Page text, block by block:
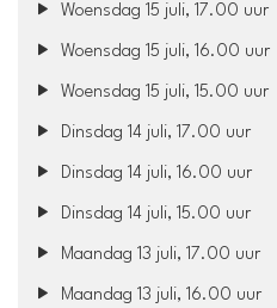
Woensdag 15 juli, 17.00 uur
Woensdag 15 juli, 16.00 uur
Woensdag 15 juli, 15.00 uur
Dinsdag 14 juli, 17.00 uur
Dinsdag 14 juli, 16.00 uur
Dinsdag 14 juli, 15.00 uur
Maandag 13 juli, 17.00 uur
Maandag 13 juli, 16.00 uur